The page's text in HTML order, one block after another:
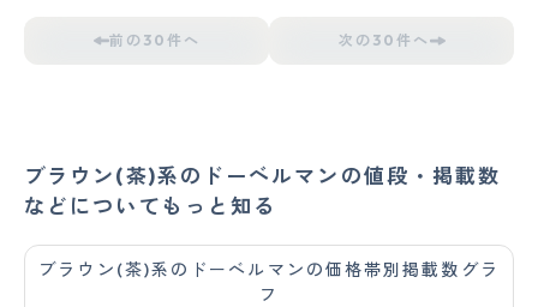
前の30件へ 次の30件へ
ブラウン(茶)系のドーベルマンの値段・掲載数
などについてもっと知る
ブラウン(茶)系のドーベルマンの価格帯別掲載数グラ
フ